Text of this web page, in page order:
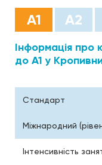
А1 А2
Інформація про
до А1 у
Стандарт
Міжнародний
Інтенсивність